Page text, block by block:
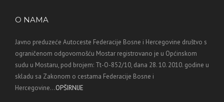
O NAMA
Javno preduzeće Autoceste Federacije Bosne i Hercegovine društvo s
ograničenom odgovornošću Mostar registrovano je u Općinskom
sudu u Mostaru, pod brojem: Tt-O-852/10, dana 28. 10. 2010. godine u
skladu sa Zakonom o cestama Federacije Bosne i
Hercegovine...OPŠIRNIJE